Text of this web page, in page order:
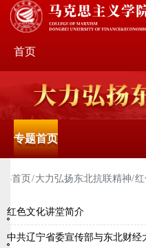
首页
专题首页
首页 大力弘扬东北抗联精神
红色文化讲堂简介
中共辽宁省委宣传部与东北财